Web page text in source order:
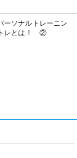
ソナルトレーニン
トレとは！ ②